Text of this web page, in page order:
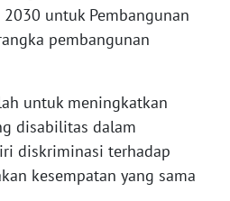
untuk Pembangunan
pembangunan
untuk meningkatkan
disabilitas dalam
diskriminasi terhadap
kesempatan yang sama